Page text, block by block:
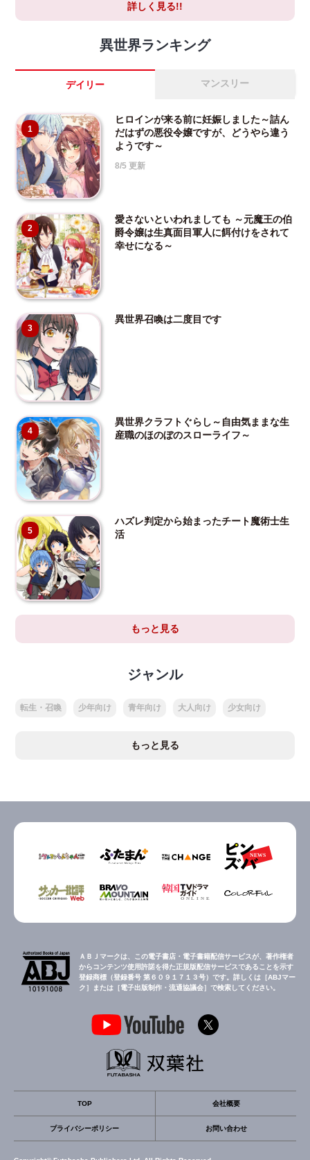
詳しく見る!!
異世界ランキング
デイリー マンスリー
1
ヒロインが来る前に妊娠しました～詰ん
だはずの悪役令嬢ですが、どうやら違う
ようです～
8/5 更新
2
愛さないといわれましても ～元魔王の伯
爵令嬢は生真面目軍人に餌付けをされて
幸せになる～
3
異世界召喚は二度目です
4
異世界クラフトぐらし～自由気ままな生
産職のほのぼのスローライフ～
5
ハズレ判定から始まったチート魔術士生
活
もっと見る
ジャンル
転生・召喚 少年向け 青年向け 大人向け 少女向け
もっと見る
ＡＢＪマークは、この電子書店・電子書籍配信サービスが、著作権者
からコンテンツ使用許諾を得た正規版配信サービスであることを示す
登録商標（登録番号 第６０９１７１３号）です。詳しくは［ABJマー
ク］または［電子出版制作・流通協議会］で検索してください。
TOP 会社概要
プライバシーポリシー お問い合わせ